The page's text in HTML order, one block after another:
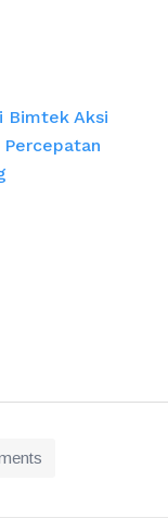
Bimtek Aksi
Percepatan